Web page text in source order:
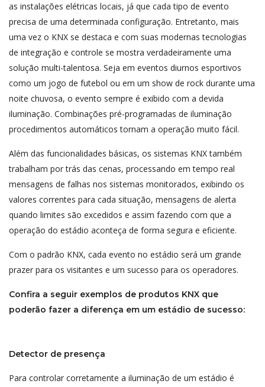
as instalações elétricas locais, já que cada tipo de evento
precisa de uma determinada configuração. Entretanto, mais
uma vez o KNX se destaca e com suas modernas tecnologias
de integração e controle se mostra verdadeiramente uma
solução multi-talentosa. Seja em eventos diurnos esportivos
como um jogo de futebol ou em um show de rock durante uma
noite chuvosa, o evento sempre é exibido com a devida
iluminação. Combinações pré-programadas de iluminação
procedimentos automáticos tornam a operação muito fácil.
Além das funcionalidades básicas, os sistemas KNX também
trabalham por trás das cenas, processando em tempo real
mensagens de falhas nos sistemas monitorados, exibindo os
valores correntes para cada situação, mensagens de alerta
quando limites são excedidos e assim fazendo com que a
operação do estádio aconteça de forma segura e eficiente.
Com o padrão KNX, cada evento no estádio será um grande
prazer para os visitantes e um sucesso para os operadores.
Confira a seguir exemplos de produtos KNX que
poderão fazer a diferença em um estádio de sucesso:
Detector de presença
Para controlar corretamente a iluminação de um estádio é